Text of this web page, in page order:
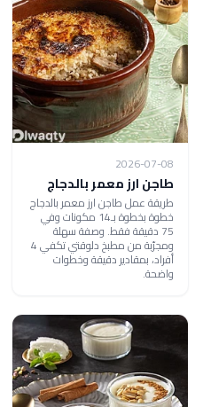
2026-07-08
طاجن ارز معمر بالدجاج
طريقة عمل طاجن ارز معمر بالدجاج
خطوة بخطوة بـ14 مكونات وفي
75 دقيقة فقط. وصفة سهلة
ومجرّبة من مطبخ دلوقتي تكفي 4
أفراد، بمقادير دقيقة وخطوات
واضحة.